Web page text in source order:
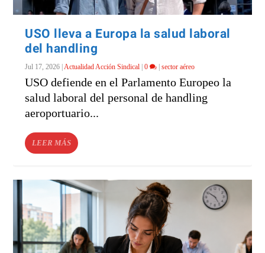
USO lleva a Europa la salud laboral
del handling
Jul 17, 2026 |Actualidad Acción Sindical |0 |sector aéreo
USO defiende en el Parlamento Europeo la
salud laboral del personal de handling
aeroportuario...
LEER MÁS